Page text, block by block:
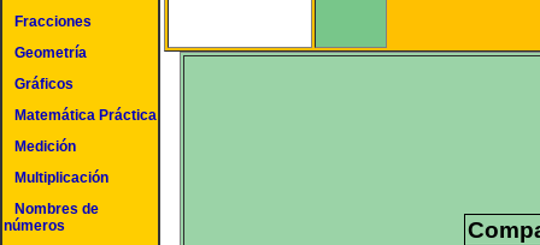
Fracciones
Geometría
Gráficos
Matemática Práctica
Medición
Multiplicación
Nombres de
números